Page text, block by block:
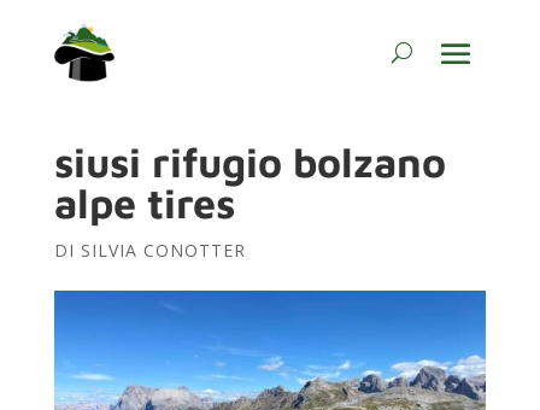
siusi rifugio bolzano
alpe tires
DI SILVIA CONOTTER